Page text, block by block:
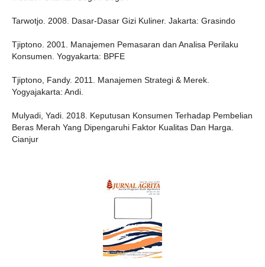
Tarwotjo. 2008. Dasar-Dasar Gizi Kuliner. Jakarta: Grasindo
Tjiptono. 2001. Manajemen Pemasaran dan Analisa Perilaku
Konsumen. Yogyakarta: BPFE
Tjiptono, Fandy. 2011. Manajemen Strategi & Merek.
Yogyajakarta: Andi.
Mulyadi, Yadi. 2018. Keputusan Konsumen Terhadap Pembelian
Beras Merah Yang Dipengaruhi Faktor Kualitas Dan Harga.
Cianjur